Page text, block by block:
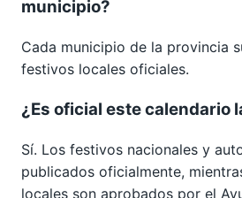
municipio?
Cada municipio de la provincia
festivos locales oficiales.
¿Es oficial este calendario
Sí. Los festivos nacionales y
publicados oficialmente,
locales son aprobados por el